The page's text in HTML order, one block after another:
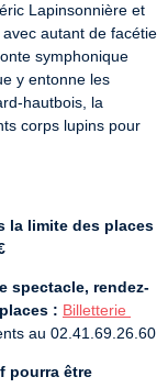
Lapinsonnière et
autant de facétie
symphonique
y entonne les
hautbois, la
corps lupins pour
la limite des places
spectacle, rendez-
: Billetterie
au 02.41.69.26.60
pourra être